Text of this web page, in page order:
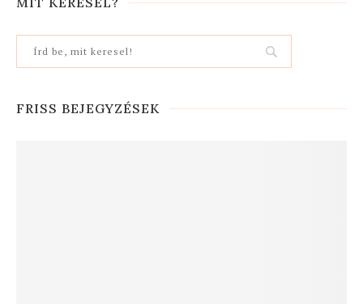
FRISS BEJEGYZÉSEK